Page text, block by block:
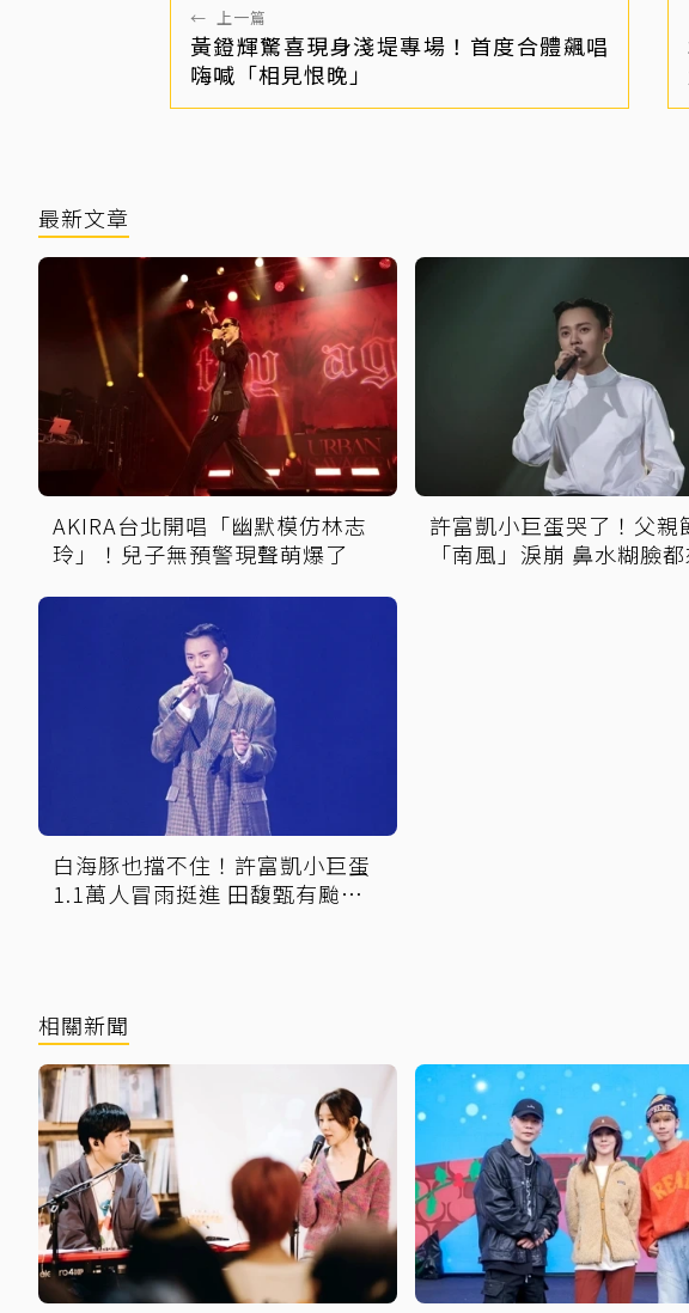
← 上一篇
黃鐙輝驚喜現身淺堤專場！首度合體飆唱
嗨喊「相見恨晚」
最新文章
AKIRA台北開唱「幽默模仿林志
玲」！兒子無預警現聲萌爆了
許富凱小巨蛋哭了！父親
「南風」淚崩 鼻水糊臉
白海豚也擋不住！許富凱小巨蛋
1.1萬人冒雨挺進 田馥甄有颱風
相關新聞